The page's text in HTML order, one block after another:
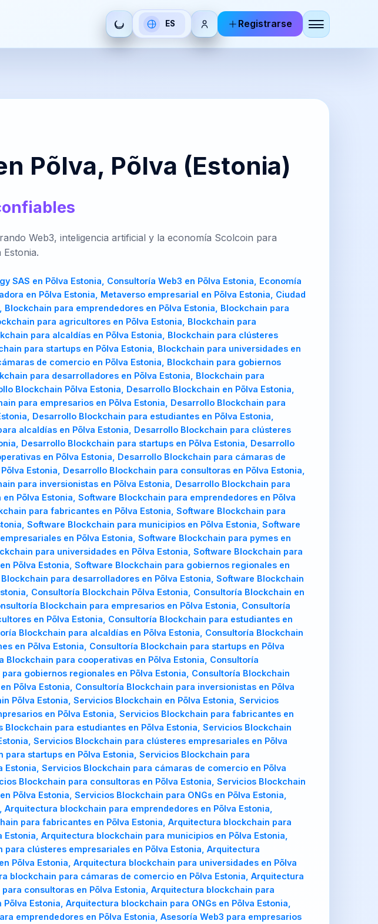
Seleccionar
idioma
ES
Français हिन्दी Deutsch Русский
語
PT
Português العربية
BR
Brezhoneg 한국어
Hrvatski فارسی Italiano
CN
PL
Registrarse
Põlva, Põlva (Estonia)
Web3, inteligencia artificial y la economía Scolcoin para
SAS en Põlva Estonia, Consultoría Web3 en Põlva Estonia, Economía
en Põlva Estonia, Metaverso empresarial en Põlva Estonia, Ciudad
para emprendedores en Põlva Estonia, Blockchain para
para agricultores en Põlva Estonia, Blockchain para
para alcaldías en Põlva Estonia, Blockchain para clústeres
para startups en Põlva Estonia, Blockchain para universidades en
de comercio en Põlva Estonia, Blockchain para gobiernos
para desarrolladores en Põlva Estonia, Blockchain para
Blockchain Põlva Estonia, Desarrollo Blockchain en Põlva Estonia,
para empresarios en Põlva Estonia, Desarrollo Blockchain para
Desarrollo Blockchain para estudiantes en Põlva Estonia,
alcaldías en Põlva Estonia, Desarrollo Blockchain para clústeres
Desarrollo Blockchain para startups en Põlva Estonia, Desarrollo
en Põlva Estonia, Desarrollo Blockchain para cámaras de
Estonia, Desarrollo Blockchain para consultoras en Põlva Estonia,
para inversionistas en Põlva Estonia, Desarrollo Blockchain para
Põlva Estonia, Software Blockchain para emprendedores en Põlva
para fabricantes en Põlva Estonia, Software Blockchain para
Software Blockchain para municipios en Põlva Estonia, Software
en Põlva Estonia, Software Blockchain para pymes en
para universidades en Põlva Estonia, Software Blockchain para
Põlva Estonia, Software Blockchain para gobiernos regionales en
para desarrolladores en Põlva Estonia, Software Blockchain
Consultoría Blockchain Põlva Estonia, Consultoría Blockchain en
Blockchain para empresarios en Põlva Estonia, Consultoría
en Põlva Estonia, Consultoría Blockchain para estudiantes en
Blockchain para alcaldías en Põlva Estonia, Consultoría Blockchain
en Põlva Estonia, Consultoría Blockchain para startups en Põlva
para cooperativas en Põlva Estonia, Consultoría
gobiernos regionales en Põlva Estonia, Consultoría Blockchain
Põlva Estonia, Consultoría Blockchain para inversionistas en Põlva
Põlva Estonia, Servicios Blockchain en Põlva Estonia, Servicios
en Põlva Estonia, Servicios Blockchain para fabricantes en
para estudiantes en Põlva Estonia, Servicios Blockchain
Servicios Blockchain para clústeres empresariales en Põlva
startups en Põlva Estonia, Servicios Blockchain para
Servicios Blockchain para cámaras de comercio en Põlva
Blockchain para consultoras en Põlva Estonia, Servicios Blockchain
Põlva Estonia, Servicios Blockchain para ONGs en Põlva Estonia,
blockchain para emprendedores en Põlva Estonia,
para fabricantes en Põlva Estonia, Arquitectura blockchain para
Arquitectura blockchain para municipios en Põlva Estonia,
clústeres empresariales en Põlva Estonia, Arquitectura
Põlva Estonia, Arquitectura blockchain para universidades en Põlva
blockchain para cámaras de comercio en Põlva Estonia, Arquitectura
consultoras en Põlva Estonia, Arquitectura blockchain para
Estonia, Arquitectura blockchain para ONGs en Põlva Estonia,
emprendedores en Põlva Estonia, Asesoría Web3 para empresarios